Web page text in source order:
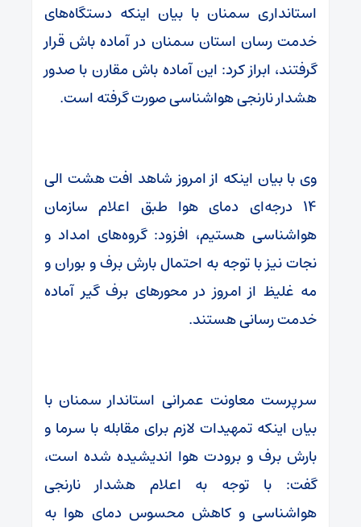
استانداری سمنان با بیان اینکه دستگاه‌های
خدمت رسان استان سمنان در آماده باش قرار
گرفتند، ابراز کرد: این آماده باش مقارن با صدور
هشدار نارنجی هواشناسی صورت گرفته است.
وی با بیان اینکه از امروز شاهد افت هشت الی
۱۴ درجه‌ای دمای هوا طبق اعلام سازمان
هواشناسی هستیم، افزود: گروه‌های امداد و
نجات نیز با توجه به احتمال بارش برف و بوران و
مه غلیظ از امروز در محورهای برف گیر آماده
خدمت رسانی هستند.
سرپرست معاونت عمرانی استاندار سمنان با
بیان اینکه تمهیدات لازم برای مقابله با سرما و
بارش برف و برودت هوا اندیشیده شده است،
گفت: با توجه به اعلام هشدار نارنجی
هواشناسی و کاهش محسوس دمای هوا به